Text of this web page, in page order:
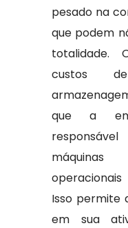
pesado na
que podem
totalidade.
custos
que a
Isso permite
em sua